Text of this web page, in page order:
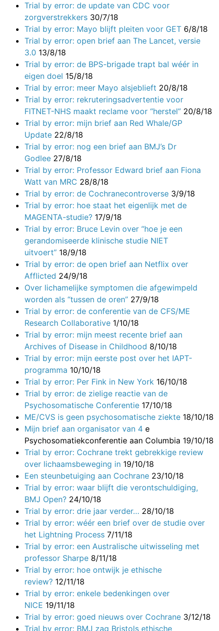
Trial by error: de update van CDC voor
zorgverstrekkers 30/7/18
Trial by error: Mayo blijft pleiten voor GET 6/8/18
Trial by error: open brief aan The Lancet, versie
3.0 13/8/18
Trial by error: de BPS-brigade trapt bal wéér in
eigen doel 15/8/18
Trial by error: meer Mayo alsjeblieft 20/8/18
Trial by error: rekruteringsadvertentie voor
FITNET-NHS maakt reclame voor “herstel” 20/8/18
Trial by error: mijn brief aan Red Whale/GP
Update 22/8/18
Trial by error: nog een brief aan BMJ’s Dr
Godlee 27/8/18
Trial by error: Professor Edward brief aan Fiona
Watt van MRC 28/8/18
Trial by error: de Cochranecontroverse 3/9/18
Trial by error: hoe staat het eigenlijk met de
MAGENTA-studie? 17/9/18
Trial by error: Bruce Levin over “hoe je een
gerandomiseerde klinische studie NIET
uitvoert” 18/9/18
Trial by error: de open brief aan Netflix over
Afflicted 24/9/18
Over lichamelijke symptomen die afgewimpeld
worden als “tussen de oren” 27/9/18
Trial by error: de conferentie van de CFS/ME
Research Collaborative 1/10/18
Trial by error: mijn meest recente brief aan
Archives of Disease in Childhood 8/10/18
Trial by error: mijn eerste post over het IAPT-
programma 10/10/18
Trial by error: Per Fink in New York 16/10/18
Trial by error: de zielige reactie van de
Psychosomatische Conferentie 17/10/18
ME/CVS is geen psychosomatische ziekte 18/10/18
Mijn brief aan organisator van 4 e
Psychosomatiekconferentie aan Columbia 19/10/18
Trial by error: Cochrane trekt gebrekkige review
over lichaamsbeweging in 19/10/18
Een steunbetuiging aan Cochrane 23/10/18
Trial by error: waar blijft die verontschuldiging,
BMJ Open? 24/10/18
Trial by error: drie jaar verder… 28/10/18
Trial by error: wéér een brief over de studie over
het Lightning Process 7/11/18
Trial by error: een Australische uitwisseling met
professor Sharpe 8/11/18
Trial by error: hoe ontwijk je ethische
review? 12/11/18
Trial by error: enkele bedenkingen over
NICE 19/11/18
Trial by error: goed nieuws over Cochrane 3/12/18
Trial by error: BMJ zag Bristols ethische